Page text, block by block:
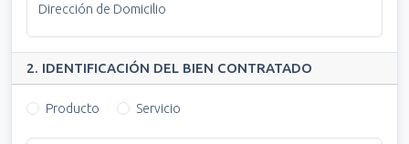
Dirección de Domicilio
2. IDENTIFICACIÓN DEL BIEN CONTRATADO
Producto Servicio